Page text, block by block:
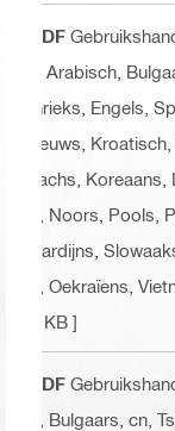
PDF
, Arabisch,
Grieks, Engels,
eeuws,
zachs,
s, Noors, Pools,
Sardijns,
s, Oekraïens,
2 KB ]
PDF
h, Bulgaars, cn,